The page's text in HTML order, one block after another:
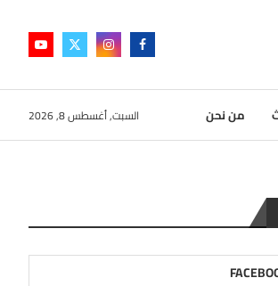
من نحن السبت, أغسطس 8, 2026